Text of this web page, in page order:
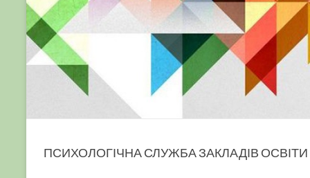
ПСИХОЛОГІЧНА СЛУЖБА ЗАКЛАДІВ ОСВІТИ